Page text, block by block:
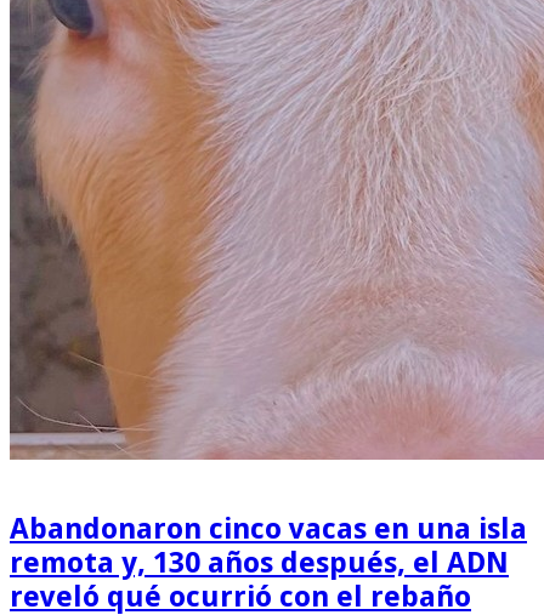
Abandonaron cinco vacas en una isla
remota y, 130 años después, el ADN
reveló qué ocurrió con el rebaño